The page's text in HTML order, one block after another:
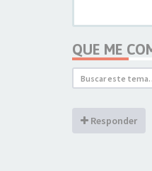
QUE ME
Responder